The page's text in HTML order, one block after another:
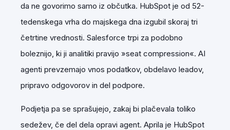
da ne govorimo samo iz občutka. HubSpot je od 52-
tedenskega vrha do majskega dna izgubil skoraj tri
četrtine vrednosti. Salesforce trpi za podobno
boleznijo, ki ji analitiki pravijo »seat compression«. AI
agenti prevzemajo vnos podatkov, obdelavo leadov,
pripravo odgovorov in del podpore.
Podjetja pa se sprašujejo, zakaj bi plačevala toliko
sedežev, če del dela opravi agent. Aprila je HubSpot